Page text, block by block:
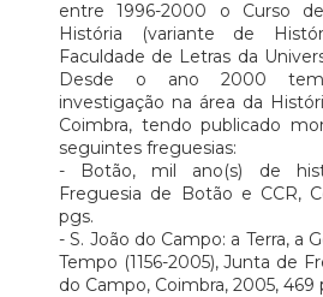
entre 1996-2000 o Curso
História (variante de
Faculdade de Letras da
Desde o ano 2000
investigação na área da
Coimbra, tendo publicado
seguintes freguesias:
- Botão, mil ano(s) de
Freguesia de Botão e CCR,
pgs.
- S. João do Campo: a Terra, a
Tempo (1156-2005), Junta de
do Campo, Coimbra, 2005, 469